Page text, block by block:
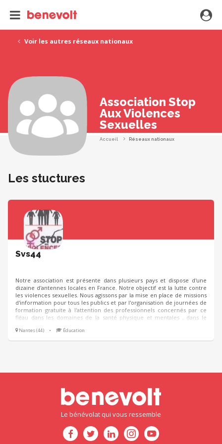
Voir les autres réseaux nationaux
Association Stop
Aux Violences
Sexuelles
Accueil Réseaux nationaux
Les stuctures
Svs44
Notre association est présente dans plusieurs pays et dispose d'une
dizaine d'antennes locales en France. Notre objectif est la lutte contre
les violences sexuelles. Nous agissons par la mise en place de missions
d'information pour tous les publics et par l'organisation de journées de
formation gratuite à l'attention des professionnels concernés par ce
fléau dans les domaines de la santé physique et mentales , dans le
pluridisciplinaire.
Nantes (44) • Éducation
Le bénévolat qui vous ressemble